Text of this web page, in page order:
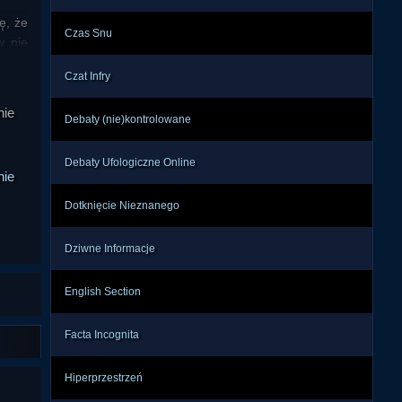
że
nie
też
do
Czas Snu
Czat Infry
Debaty (nie)kontrolowane
Debaty Ufologiczne Online
Dotknięcie Nieznanego
Dziwne Informacje
English Section
Facta Incognita
Hiperprzestrzeń